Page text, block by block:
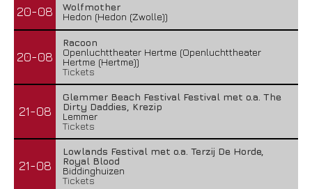
20-08
Wolfmother
Hedon (Hedon (Zwolle))
20-08
Racoon
Openluchttheater Hertme (Openluchttheater
Hertme (Hertme))
Tickets
21-08
Glemmer Beach Festival Festival met o.a. The
Dirty Daddies, Krezip
Lemmer
Tickets
21-08
Lowlands Festival met o.a. Terzij De Horde,
Royal Blood
Biddinghuizen
Tickets